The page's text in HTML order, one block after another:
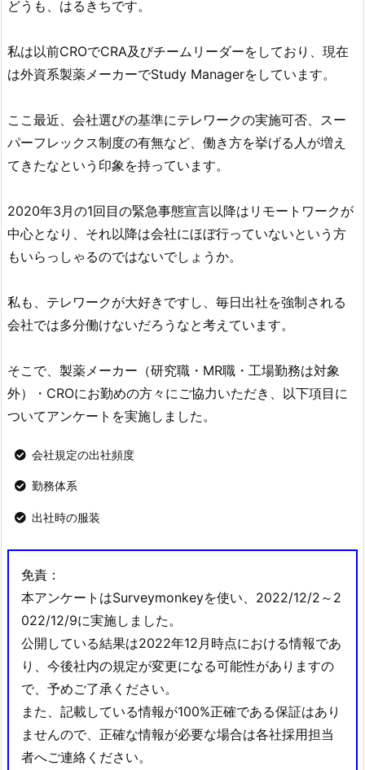
どうも、はるきちです。
私は以前CROでCRA及びチームリーダーをしており、現在
は外資系製薬メーカーでStudy Managerをしています。
ここ最近、会社選びの基準にテレワークの実施可否、スー
パーフレックス制度の有無など、働き方を挙げる人が増え
てきたなという印象を持っています。
2020年3月の1回目の緊急事態宣言以降はリモートワークが
中心となり、それ以降は会社にほぼ行っていないという方
もいらっしゃるのではないでしょうか。
私も、テレワークが大好きですし、毎日出社を強制される
会社では多分働けないだろうなと考えています。
そこで、製薬メーカー（研究職・MR職・工場勤務は対象
外）・CROにお勤めの方々にご協力いただき、以下項目に
ついてアンケートを実施しました。
会社規定の出社頻度
勤務体系
出社時の服装
免責：
本アンケートはSurveymonkeyを使い、2022/12/2～2
022/12/9に実施しました。
公開している結果は2022年12月時点における情報であ
り、今後社内の規定が変更になる可能性がありますの
で、予めご了承ください。
また、記載している情報が100%正確である保証はあり
ませんので、正確な情報が必要な場合は各社採用担当
者へご連絡ください。